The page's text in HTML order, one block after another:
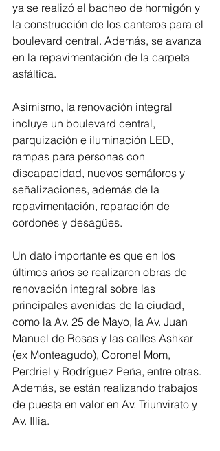
ya se realizó el bacheo de hormigón y
la construcción de los canteros para el
boulevard central. Además, se avanza
en la repavimentación de la carpeta
asfáltica.
Asimismo, la renovación integral
incluye un boulevard central,
parquización e iluminación LED,
rampas para personas con
discapacidad, nuevos semáforos y
señalizaciones, además de la
repavimentación, reparación de
cordones y desagües.
Un dato importante es que en los
últimos años se realizaron obras de
renovación integral sobre las
principales avenidas de la ciudad,
como la Av. 25 de Mayo, la Av. Juan
Manuel de Rosas y las calles Ashkar
(ex Monteagudo), Coronel Mom,
Perdriel y Rodríguez Peña, entre otras.
Además, se están realizando trabajos
de puesta en valor en Av. Triunvirato y
Av. Illia.